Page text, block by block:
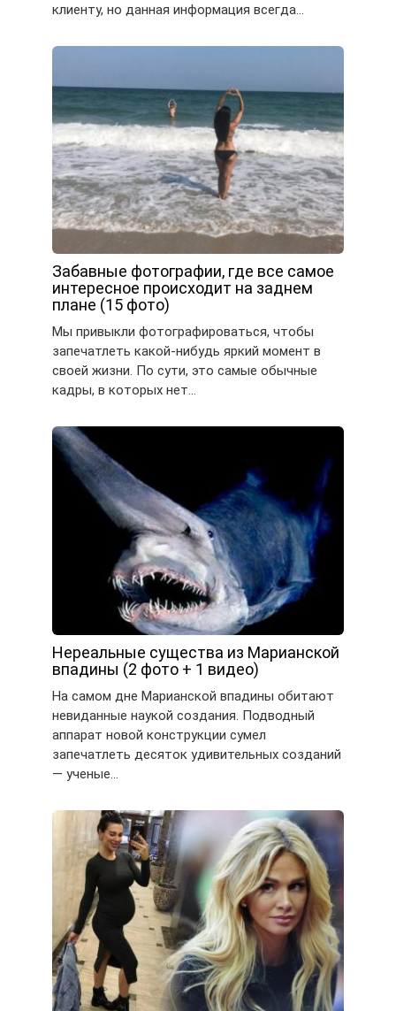
клиенту, но данная информация всегда…
Забавные фотографии, где все самое
интересное происходит на заднем
плане (15 фото)
Мы привыкли фотографироваться, чтобы
запечатлеть какой-нибудь яркий момент в
своей жизни. По сути, это самые обычные
кадры, в которых нет…
Нереальные существа из Марианской
впадины (2 фото + 1 видео)
На самом дне Марианской впадины обитают
невиданные наукой создания. Подводный
аппарат новой конструкции сумел
запечатлеть десяток удивительных созданий
— ученые…